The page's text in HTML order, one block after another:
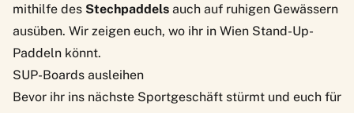
mithilfe des Stechpaddels auch auf ruhigen Gewässern
ausüben. Wir zeigen euch, wo ihr in Wien Stand-Up-
Paddeln könnt.
SUP-Boards ausleihen
Bevor ihr ins nächste Sportgeschäft stürmt und euch für